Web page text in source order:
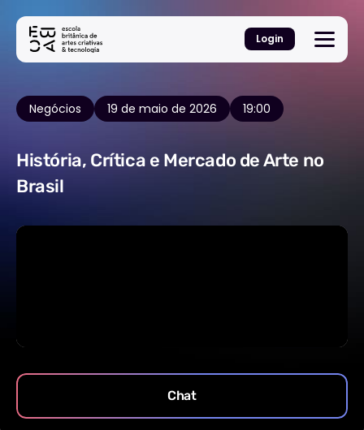
Login
Negócios 19 de maio de 2026 19:00
História, Crítica e Mercado de Arte no
Brasil
Chat